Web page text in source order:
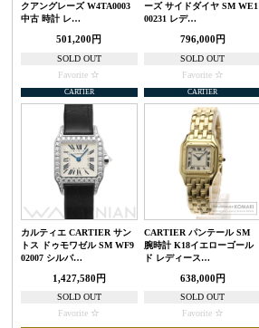
クアングレーズ W4TA0003
中古 時計 レ…
501,200円
SOLD OUT
Favorite
ーズ サイドダイヤ SM WE1
00231 レデ…
796,000円
SOLD OUT
Favorite
CARTIER
カルティエ CARTIER サン
トス ドゥモワゼル SM WF9
02007 シルバ…
1,427,580円
SOLD OUT
Favorite
CARTIER
CARTIER パンテール SM
腕時計 K18イエローゴール
ド レディース…
638,000円
SOLD OUT
Favorite